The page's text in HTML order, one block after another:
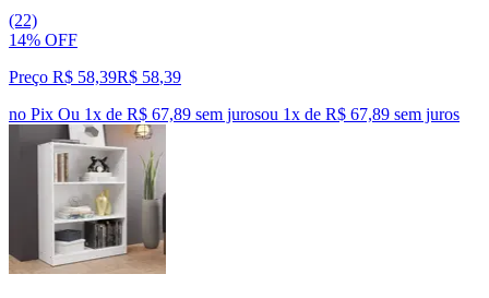
(22)
14% OFF
Preço R$ 58,39R$ 58,39
no Pix Ou 1x de R$ 67,89 sem jurosou 1x de R$ 67,89 sem juros